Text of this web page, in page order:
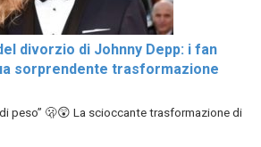
divorzio di Johnny Depp: i fan
sorprendente trasformazione
peso” 🫢😲 La scioccante trasformazione di